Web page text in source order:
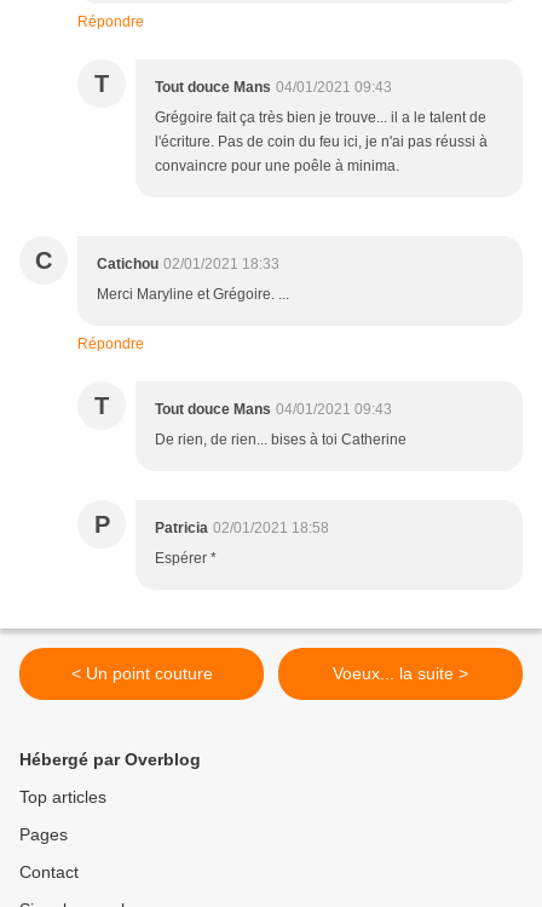
Répondre
T Tout douce Mans 04/01/2021 09:43
Grégoire fait ça très bien je trouve... il a le talent de
l'écriture. Pas de coin du feu ici, je n'ai pas réussi à
convaincre pour une poêle à minima.
C Catichou 02/01/2021 18:33
Merci Maryline et Grégoire. ...
Répondre
T Tout douce Mans 04/01/2021 09:43
De rien, de rien... bises à toi Catherine
P Patricia 02/01/2021 18:58
Espérer *
< Un point couture Voeux... la suite >
Hébergé par Overblog
Top articles
Pages
Contact